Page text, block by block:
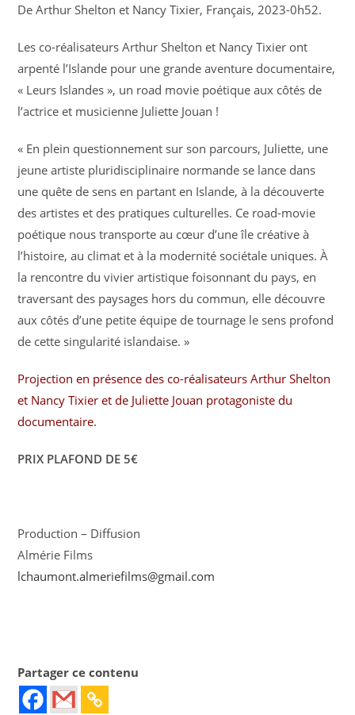
De Arthur Shelton et Nancy Tixier, Français, 2023-0h52.
Les co-réalisateurs Arthur Shelton et Nancy Tixier ont
arpenté l’Islande pour une grande aventure documentaire,
« Leurs Islandes », un road movie poétique aux côtés de
l’actrice et musicienne Juliette Jouan !
« En plein questionnement sur son parcours, Juliette, une
jeune artiste pluridisciplinaire normande se lance dans
une quête de sens en partant en Islande, à la découverte
des artistes et des pratiques culturelles. Ce road-movie
poétique nous transporte au cœur d’une île créative à
l’histoire, au climat et à la modernité sociétale uniques. À
la rencontre du vivier artistique foisonnant du pays, en
traversant des paysages hors du commun, elle découvre
aux côtés d’une petite équipe de tournage le sens profond
de cette singularité islandaise. »
​Projection en présence des co-réalisateurs Arthur Shelton
et Nancy Tixier et de Juliette Jouan protagoniste du
documentaire.
PRIX PLAFOND DE 5€
Production – Diffusion
Almérie Films
lchaumont.almeriefilms@gmail.com
Partager ce contenu